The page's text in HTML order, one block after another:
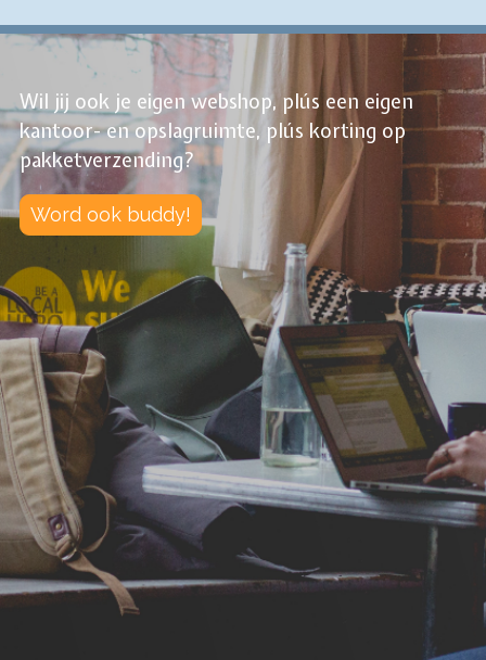
Wil jij ook je eigen webshop, plús een eigen
kantoor- en opslagruimte, plús korting op
pakketverzending?
Word ook buddy!